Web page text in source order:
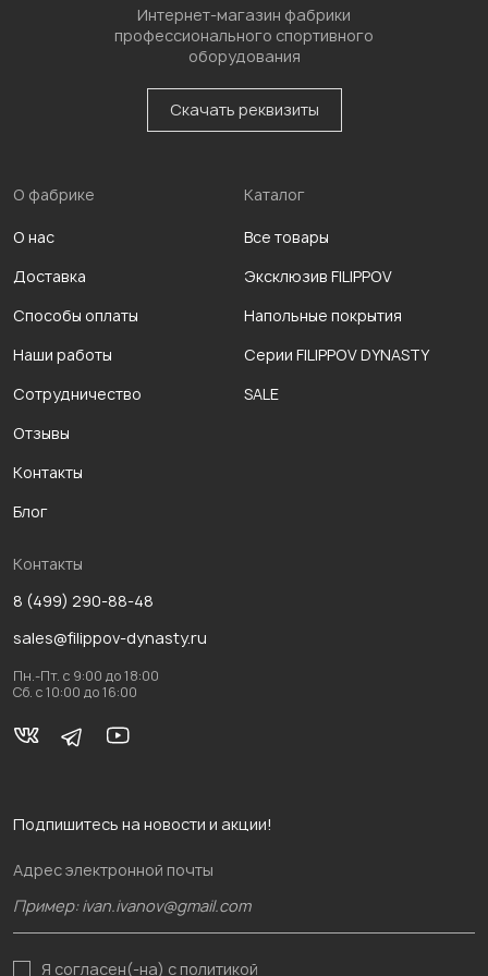
Интернет-магазин фабрики
профессионального спортивного
оборудования
Скачать реквизиты
О фабрике
О нас
Доставка
Способы оплаты
Наши работы
Сотрудничество
Отзывы
Контакты
Блог
Каталог
Все товары
Эксклюзив FILIPPOV
Напольные покрытия
Серии FILIPPOV DYNASTY
SALE
Контакты
8 (499) 290-88-48
sales@filippov-dynasty.ru
Пн.-Пт. с 9:00 до 18:00
Сб. с 10:00 до 16:00
Подпишитесь на новости и акции!
Адрес электронной почты
Я согласен(-на) с политикой